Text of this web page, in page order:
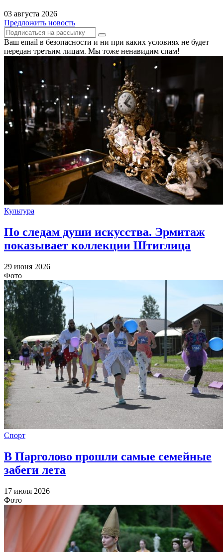
03 августа 2026
Предложить новость
Ваш email в безопасности и ни при каких условиях не будет
передан третьим лицам. Мы тоже ненавидим спам!
Культура
По следам души искусства. Эрмитаж
показывает коллекции Штиглица
29 июня 2026
Фото
Спорт
В Парголово прошли самые семейные
забеги лета
17 июля 2026
Фото